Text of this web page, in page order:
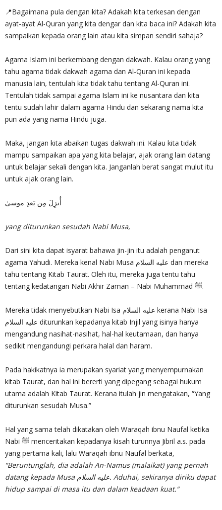
📍Bagaimana pula dengan kita? Adakah kita terkesan dengan
ayat-ayat Al-Quran yang kita dengar dan kita baca ini? Adakah kita
sampaikan kepada orang lain atau kita simpan sendiri sahaja?
Agama Islam ini berkembang dengan dakwah. Kalau orang yang
tahu agama tidak dakwah agama dan Al-Quran ini kepada
manusia lain, tentulah kita tidak tahu tentang Al-Quran ini.
Tentulah tidak sampai agama Islam ini ke nusantara dan kita
tentu sudah lahir dalam agama Hindu dan sekarang nama kita
pun ada yang nama Hindu juga.
Maka, jangan kita abaikan tugas dakwah ini. Kalau kita tidak
mampu sampaikan apa yang kita belajar, ajak orang lain datang
untuk belajar sekali dengan kita. Janganlah berat sangat mulut itu
untuk ajak orang lain.
أُنزِلَ مِن بَعدِ موسىٰ
yang diturunkan sesudah Nabi Musa,
Dari sini kita dapat isyarat bahawa jin-jin itu adalah penganut
agama Yahudi. Mereka kenal Nabi Musa عليه السلام dan mereka
tahu tentang Kitab Taurat. Oleh itu, mereka juga tentu tahu
tentang kedatangan Nabi Akhir Zaman – Nabi Muhammad ﷺ.
Mereka tidak menyebutkan Nabi Isa عليه السلام kerana Nabi Isa
عليه السلام diturunkan kepadanya kitab Injil yang isinya hanya
mengandung nasihat-nasihat, hal-hal keutamaan, dan hanya
sedikit mengandungi perkara halal dan haram.
Pada hakikatnya ia merupakan syariat yang menyempurnakan
kitab Taurat, dan hal ini bererti yang dipegang sebagai hukum
utama adalah Kitab Taurat. Kerana itulah jin mengatakan, “Yang
diturunkan sesudah Musa.”
Hal yang sama telah dikatakan oleh Waraqah ibnu Naufal ketika
Nabi ﷺ menceritakan kepadanya kisah turunnya Jibril a.s. pada
yang pertama kali, lalu Waraqah ibnu Naufal berkata,
“Beruntunglah, dia adalah An-Namus (malaikat) yang pernah
datang kepada Musa عليه السلام. Aduhai, sekiranya diriku dapat
hidup sampai di masa itu dan dalam keadaan kuat.”